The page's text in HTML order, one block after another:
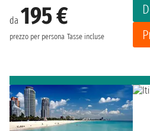
da 195 €
prezzo per persona Tasse incluse